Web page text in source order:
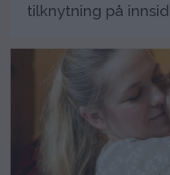
tilknytning på